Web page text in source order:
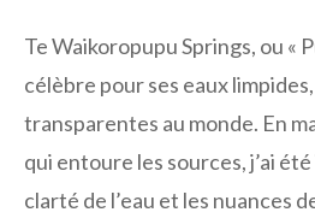
Te Waikoropupu Springs, ou «
célèbre pour ses eaux
transparentes au monde. En
qui entoure les sources, j’ai
clarté de l’eau et les nuances